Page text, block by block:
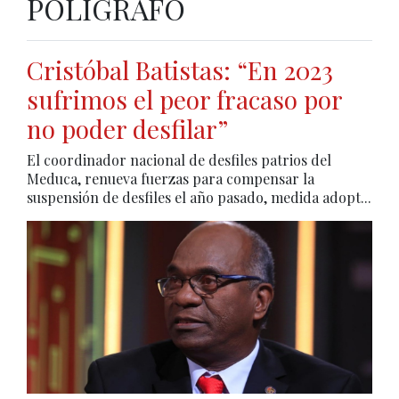
POLÍGRAFO
Cristóbal Batistas: “En 2023
sufrimos el peor fracaso por
no poder desfilar”
El coordinador nacional de desfiles patrios del
Meduca, renueva fuerzas para compensar la
suspensión de desfiles el año pasado, medida adopt...